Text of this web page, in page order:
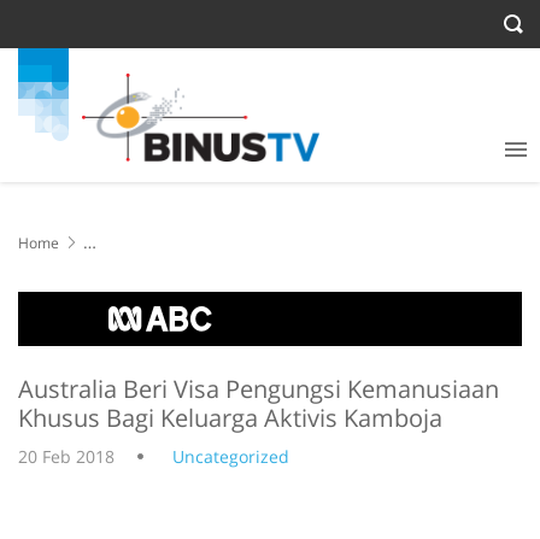
Home
Aktivis Kamboja
Australia Beri Visa Pengungsi Kemanusiaan
Khusus Bagi Keluarga Aktivis Kamboja
20 Feb 2018 Uncategorized